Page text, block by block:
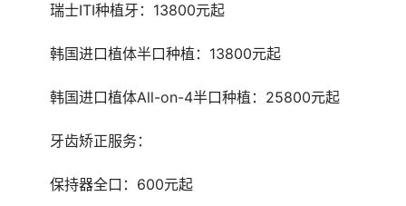
	瑞士ITI种植牙：13800元起
	韩国进口植体半口种植：13800元起
	韩国进口植体All-on-4半口种植：25800元起
	牙齿矫正服务：
	保持器全口：600元起